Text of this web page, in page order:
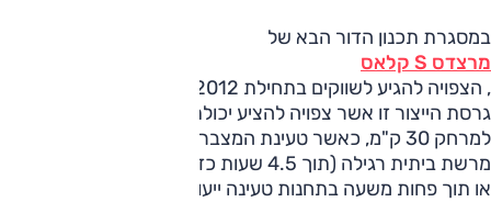
במסגרת תכנון הדור הבא של
מרצדס S קלאס
גרסת הייצור זו אשר צפויה להציע יכולת נסיעה על חשמל בלבד
למרחק 30 ק"מ, כאשר טעינת המצברים יכולה להתבצע גם
מרשת ביתית רגילה (תוך 4.5 שעות כדי למלא מצבר ריק לגמרי
או תוך פחות משעה בתחנות טעינה ייעודיות).